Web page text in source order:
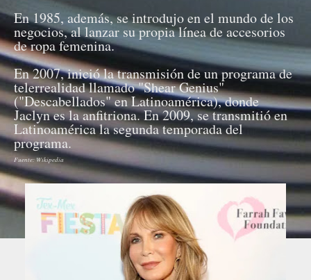
En 1985, además, se introdujo en el mundo de los
negocios, al lanzar su propia línea de accesorios
de ropa femenina.
En 2007, inició la transmisión de un programa de
telerrealidad llamado "Shear Genius"
("Descabellados" en Latinoamérica), donde
Jaclyn es la anfitriona. En 2009, se transmitió en
Latinoamérica la segunda temporada del
programa.
Fuente: Wikipedia